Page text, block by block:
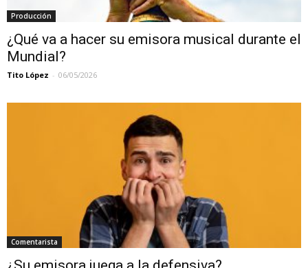
Producción
¿Qué va a hacer su emisora musical durante el
Mundial?
Tito López - 06/05/2026
Comentarista